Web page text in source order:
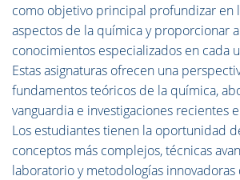
como objetivo principal profundizar en
aspectos de la química y proporcionar
conocimientos especializados en cada
Estas asignaturas ofrecen una
fundamentos teóricos de la química,
vanguardia e investigaciones recientes
Los estudiantes tienen la oportunidad
conceptos más complejos, técnicas
laboratorio y metodologías